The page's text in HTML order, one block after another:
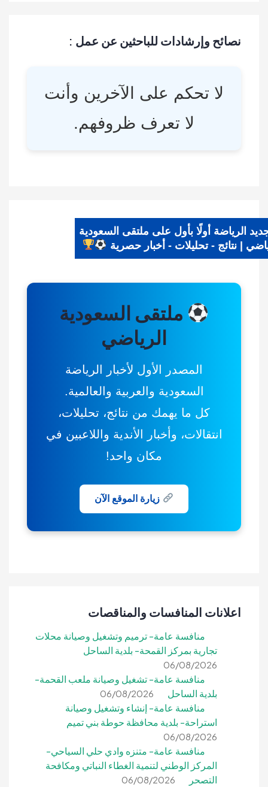
نصائح وإرشادات للباحثين عن عمل :
لا تحكم على الآخرين وأنت
لا تعرف ظروفهم.
جديد الرياضة أولًا بأول على ملتقى السعودية
الرياضي | نتائج - تحليلات - أخبار حصرية
ملتقى السعودية
الرياضي
المصدر الأول لأخبار الرياضة
السعودية والعربية والعالمية.
كل ما يهمك من نتائج، تحليلات،
انتقالات، وأخبار الأندية واللاعبين في
مكان واحد!
زيارة الموقع الآن
اعلانات المنافسات والمناقصات
منافسة عامة- ترميم وتشغيل وصيانة محلات
تجارية بمركز القمحة- بلدية الساحل
06/08/2026
منافسة عامة- تشغيل وصيانة ملعب القحمة-
بلدية الساحل
06/08/2026
منافسة عامة- إنشاء وتشغيل وصيانة
استراحة- بلدية محافظة حوطة بني تميم
06/08/2026
منافسة عامة- متنزه وادي حلي السياحي-
المركز الوطني لتنمية الغطاء النباتي ومكافحة
التصحر
06/08/2026